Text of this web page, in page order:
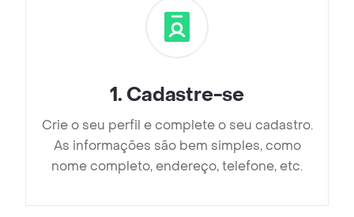
1. Cadastre-se
Crie o seu perfil e complete o seu cadastro.
As informações são bem simples, como
nome completo, endereço, telefone, etc.